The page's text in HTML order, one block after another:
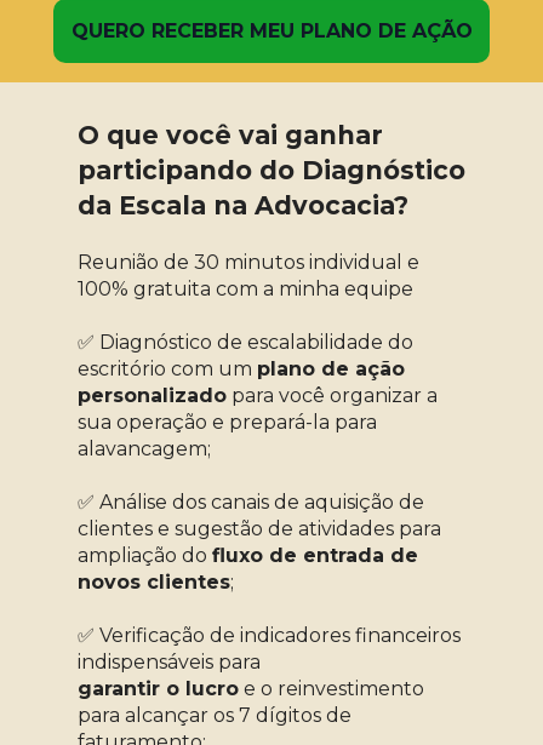
você definir parecer um detalhe.
QUERO RECEBER MEU PLANO DE AÇÃO
O que você vai ganhar
participando do Diagnóstico
da Escala na Advocacia?
Reunião de 30 minutos individual e
100% gratuita com a minha equipe
✅ Diagnóstico de escalabilidade do
escritório com um plano de ação
personalizado para você organizar a
sua operação e prepará-la para
alavancagem;
✅ Análise dos canais de aquisição de
clientes e sugestão de atividades para
ampliação do fluxo de entrada de
novos clientes;
✅ Verificação de indicadores financeiros
indispensáveis para
garantir o lucro e o reinvestimento
para alcançar os 7 dígitos de